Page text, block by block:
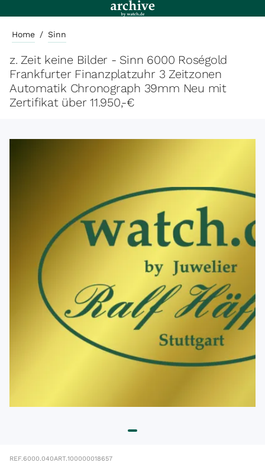
Home / Sinn
z. Zeit keine Bilder - Sinn 6000 Roségold
Frankfurter Finanzplatzuhr 3 Zeitzonen
Automatik Chronograph 39mm Neu mit
Zertifikat über 11.950,-€
REF.6000.040ART.100000018657